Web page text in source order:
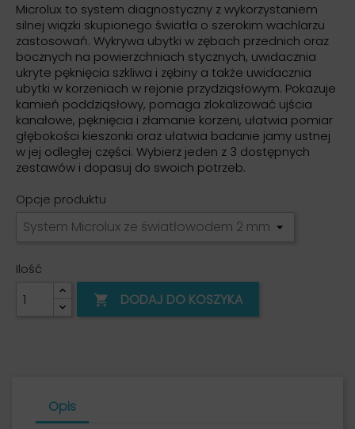
Microlux to system diagnostyczny z wykorzystaniem
silnej wiązki skupionego światła o szerokim wachlarzu
zastosowań. Wykrywa ubytki w zębach przednich oraz
bocznych na powierzchniach stycznych, uwidacznia
ukryte pęknięcia szkliwa i zębiny a także uwidacznia
ubytki w korzeniach w rejonie przydziąsłowym. Pokazuje
kamień poddziąsłowy, pomaga zlokalizować ujścia
kanałowe, pęknięcia i złamanie korzeni, ułatwia pomiar
głębokości kieszonki oraz ułatwia badanie jamy ustnej
w jej odległej części. Wybierz jeden z 3 dostępnych
zestawów i dopasuj do swoich potrzeb.
Opcje produktu
Ilość
 DODAJ DO KOSZYKA
Opis